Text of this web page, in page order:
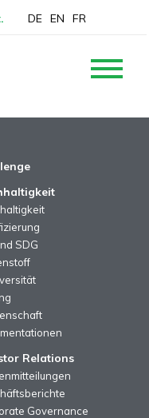
DE EN FR
SDG
Relations
Governance